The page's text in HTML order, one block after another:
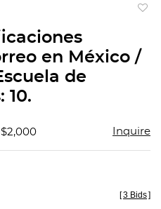
en México /
de
10.
Inquire
[3 Bids]